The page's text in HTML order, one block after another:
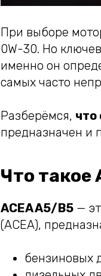
При выборе
0W-30. Но
именно он
самых часто
Разберёмся, что
предназначен и
Что такое
ACEA A5/B5 —
(ACEA),
бензиновых